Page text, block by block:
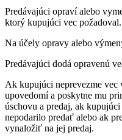
Predávajúci opraví alebo
ktorý kupujúci vec požadoval.
Na účely opravy alebo
Predávajúci dodá opravenú
Ak kupujúci neprevezme vec
upovedomí a poskytne mu
úschovu a predaj, ak
nepodarilo predať alebo ak
vynaložiť na jej predaj.